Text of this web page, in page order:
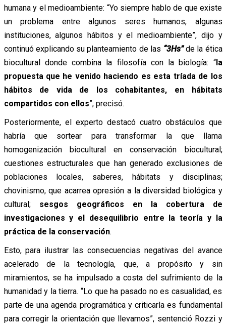
humana y el medioambiente: “Yo siempre hablo de que existe
un problema entre algunos seres humanos, algunas
instituciones, algunos hábitos y el medioambiente”, dijo y
continuó explicando su planteamiento de las “3Hs”de la ética
biocultural donde combina la filosofía con la biología: “la
propuesta que he venido haciendo es esta tríada de los
hábitos de vida de los cohabitantes, en hábitats
compartidos con ellos”, precisó.
Posteriormente, el experto destacó cuatro obstáculos que
habría que sortear para transformar la que llama
homogenización biocultural en conservación biocultural;
cuestiones estructurales que han generado exclusiones de
poblaciones locales, saberes, hábitats y disciplinas;
chovinismo, que acarrea opresión a la diversidad biológica y
cultural; sesgos geográficos en la cobertura de
investigaciones y el desequilibrio entre la teoría y la
práctica de la conservación.
Esto, para ilustrar las consecuencias negativas del avance
acelerado de la tecnología, que, a propósito y sin
miramientos, se ha impulsado a costa del sufrimiento de la
humanidad y la tierra. “Lo que ha pasado no es casualidad, es
parte de una agenda programática y criticarla es fundamental
para corregir la orientación que llevamos”, sentenció Rozzi y